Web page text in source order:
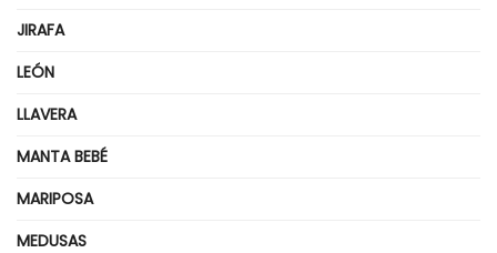
JIRAFA
LEÓN
LLAVERA
MANTA BEBÉ
MARIPOSA
MEDUSAS